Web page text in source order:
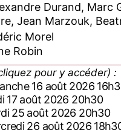
Durand, Marc
Morel
Robin
autres dates (cliquez pour y accéder) :
salle : dimanche 16 août 2026
salle : lundi 17 août 2026 20h30
salle : mardi 25 août 2026 20h30
salle : mercredi 26 août 2026